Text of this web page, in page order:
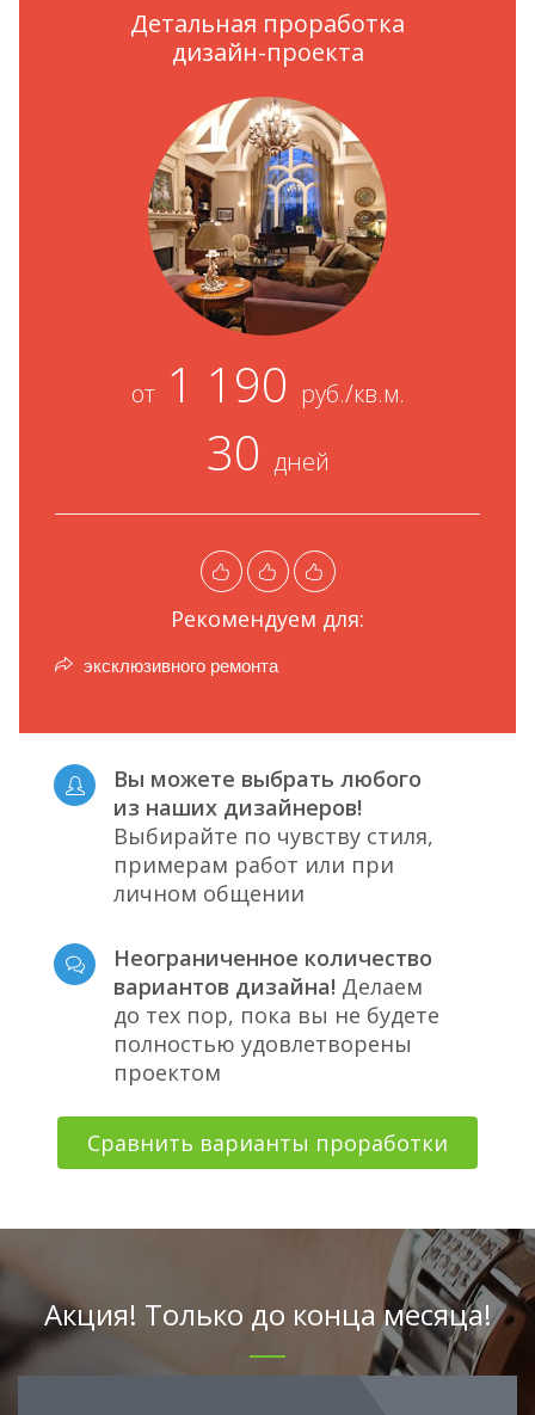
Детальная проработка
дизайн-проекта
от1 190 руб./кв.м.
30 дней
Рекомендуем для:
эксклюзивного ремонта
Вы можете выбрать любого
из наших дизайнеров!
Выбирайте по чувству стиля,
примерам работ или при
личном общении
Неограниченное количество
вариантов дизайна! Делаем
до тех пор, пока вы не будете
полностью удовлетворены
проектом
Сравнить варианты проработки
Акция! Только до конца месяца!